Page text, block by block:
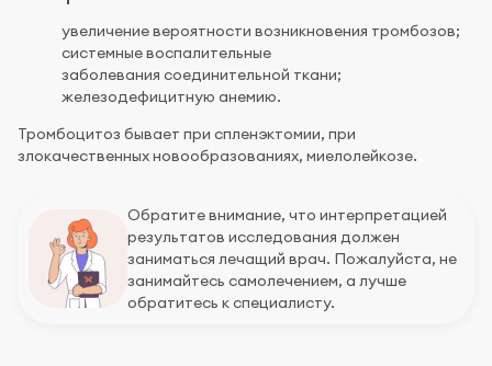
увеличение вероятности возникновения тромбозов;
системные воспалительные
заболевания соединительной ткани;
железодефицитную анемию.
Тромбоцитоз бывает при спленэктомии, при
злокачественных новообразованиях, миелолейкозе.
Обратите внимание, что интерпретацией
результатов исследования должен
заниматься лечащий врач. Пожалуйста, не
занимайтесь самолечением, а лучше
обратитесь к специалисту.